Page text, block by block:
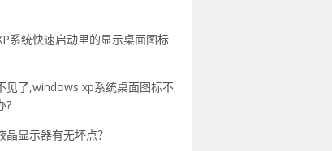
系统快速启动里的显示桌面图标
见了,windows xp系统桌面图标不
?
晶显示器有无坏点？